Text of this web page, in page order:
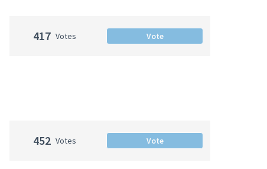
417 Votes Vote
452 Votes Vote